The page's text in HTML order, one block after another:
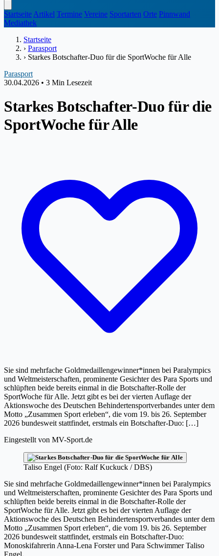
Startseite Artikel Termine Vereine Sportarten Orte Pinnwand
Mediathek
Startseite
› Parasport
› Starkes Botschafter-Duo für die SportWoche für Alle
Parasport
30.04.2026 • 3 Min Lesezeit
Starkes Botschafter-Duo für die
SportWoche für Alle
Sie sind mehrfache Goldmedaillengewinner*innen bei Paralympics
und Weltmeisterschaften, prominente Gesichter des Para Sports und
schlüpften beide bereits einmal in die Botschafter-Rolle der
SportWoche für Alle. Jetzt gibt es bei der vierten Auflage der
Aktionswoche des Deutschen Behindertensportverbandes unter dem
Motto „Zusammen Sport erleben“, die vom 19. bis 26. September
2026 bundesweit stattfindet, erstmals ein Botschafter-Duo: […]
Eingestellt von MV-Sport.de
Taliso Engel (Foto: Ralf Kuckuck / DBS)
Sie sind mehrfache Goldmedaillengewinner*innen bei Paralympics
und Weltmeisterschaften, prominente Gesichter des Para Sports und
schlüpften beide bereits einmal in die Botschafter-Rolle der
SportWoche für Alle. Jetzt gibt es bei der vierten Auflage der
Aktionswoche des Deutschen Behindertensportverbandes unter dem
Motto „Zusammen Sport erleben“, die vom 19. bis 26. September
2026 bundesweit stattfindet, erstmals ein Botschafter-Duo:
Monoskifahrerin Anna-Lena Forster und Para Schwimmer Taliso
Engel.